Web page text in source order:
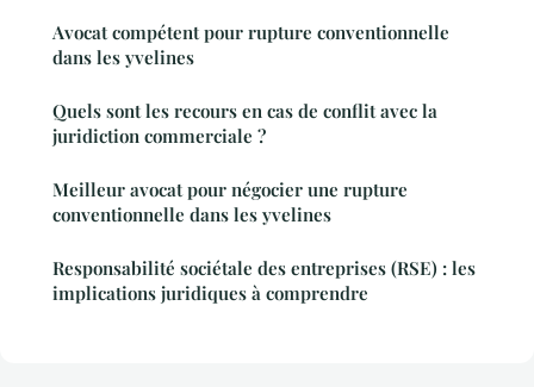
Avocat compétent pour rupture conventionnelle
dans les yvelines
Quels sont les recours en cas de conflit avec la
juridiction commerciale ?
Meilleur avocat pour négocier une rupture
conventionnelle dans les yvelines
Responsabilité sociétale des entreprises (RSE) : les
implications juridiques à comprendre